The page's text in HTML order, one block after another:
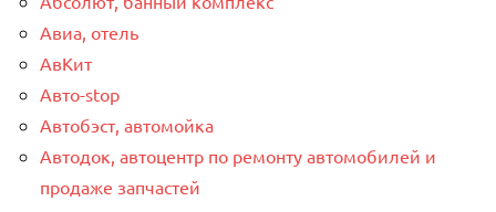
Авиа, отель
АвКит
Авто-stop
Автобэст, автомойка
Автодок, автоцентр по ремонту автомобилей и
продаже запчастей